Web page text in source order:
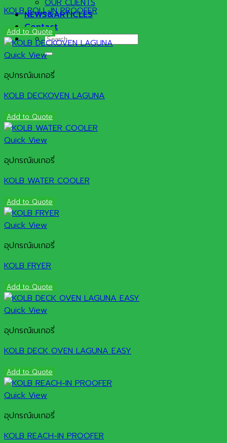
OUR CLIENTS
NEWS&ARTICLES
Contact
Search
for:
KOLB ROLL-IN PROOFER
Add to Quote
Quick View
อุปกรณ์เบเกอรี่
KOLB DECKOVEN LAGUNA
Add to Quote
Quick View
อุปกรณ์เบเกอรี่
KOLB WATER COOLER
Add to Quote
Quick View
อุปกรณ์เบเกอรี่
KOLB FRYER
Add to Quote
Quick View
อุปกรณ์เบเกอรี่
KOLB DECK OVEN LAGUNA EASY
Add to Quote
Quick View
อุปกรณ์เบเกอรี่
KOLB REACH-IN PROOFER